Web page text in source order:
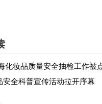
化妆品质量安全抽检工作被
安全科普宣传活动拉开序幕